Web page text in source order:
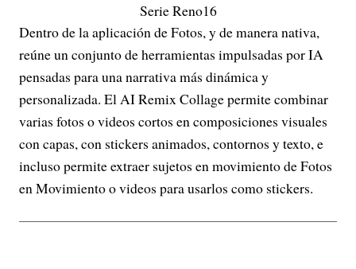
Serie Reno16
Dentro de la aplicación de Fotos, y de manera nativa,
reúne un conjunto de herramientas impulsadas por IA
pensadas para una narrativa más dinámica y
personalizada. El AI Remix Collage permite combinar
varias fotos o videos cortos en composiciones visuales
con capas, con stickers animados, contornos y texto, e
incluso permite extraer sujetos en movimiento de Fotos
en Movimiento o videos para usarlos como stickers.